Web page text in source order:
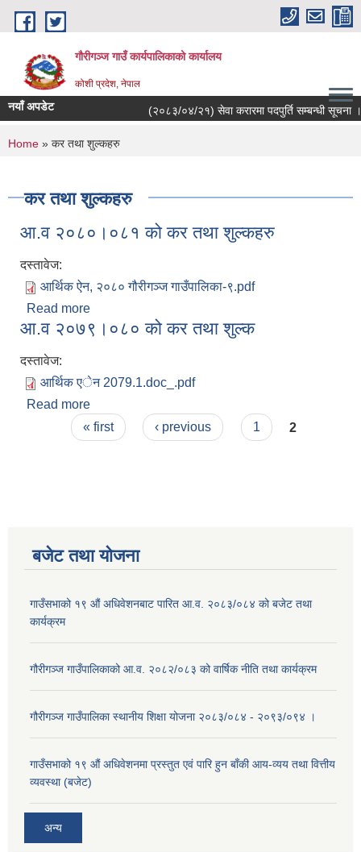
Skip to main content
गौरीगञ्‍ज गाउँ कार्यपालिकाको कार्यालय
कोशी प्रदेश, नेपाल
नयाँ अपडेट (२०८३/०४/२१) सेवा करारमा पदपुर्ति सम्बन्धी सूचना ।
You are here
Home » कर तथा शुल्कहरु
कर तथा शुल्कहरु
आ.व २०८०।०८१ को कर तथा शुल्कहरु
दस्तावेज:
आर्थिक ऐन, २०८० गौरीगञ्ज गाउँपालिका-९.pdf
Read more
आ.व २०७९।०८० को कर तथा शुल्क
दस्तावेज:
आर्थिक एेन 2079.1.doc_.pdf
Read more
Pages« first ‹ previous 1 2
बजेट तथा याेजना
गाउँसभाको १९ औं अधिवेशनबाट पारित आ.व. २०८३/०८४ को बजेट तथा
कार्यक्रम
गौरीगञ्ज गाउँपालिकाको आ.व. २०८२/०८३ को वार्षिक नीति तथा कार्यक्रम
गौरीगञ्ज गाउँपालिका स्थानीय शिक्षा योजना २०८३/०८४ - २०९३/०९४ ।
गाउँसभाको १९ ‌औं अधिवेशनमा प्रस्तुत एवं पारि हुन बाँकी आय-व्यय तथा वित्तीय
व्यवस्था (बजेट)
अन्य